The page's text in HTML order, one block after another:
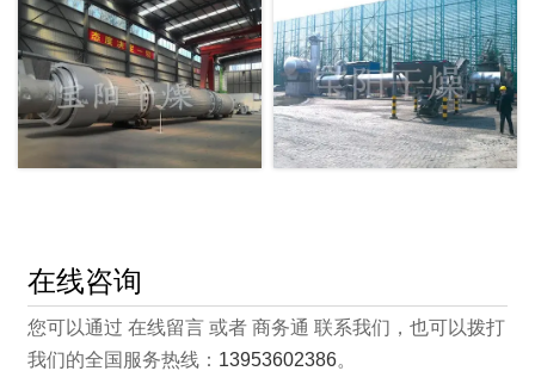
在线咨询
您可以通过 在线留言 或者 商务通 联系我们，也可以拨打
我们的全国服务热线： 13953602386。